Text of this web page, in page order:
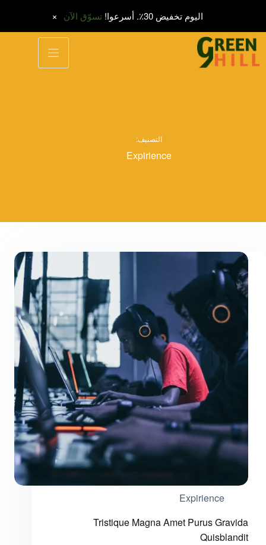
اليوم تخفيض 30٪. أسرعوا! تسوّق الآن
التجاوز
إلى
المحتوى
التصنيف:
Expirience
Expirience
Tristique Magna Amet Purus Gravida
Quisblandit